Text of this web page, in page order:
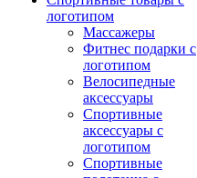
логотипом
Массажеры
Фитнес подарки с
логотипом
Велосипедные
аксессуары
Спортивные
аксессуары с
логотипом
Спортивные